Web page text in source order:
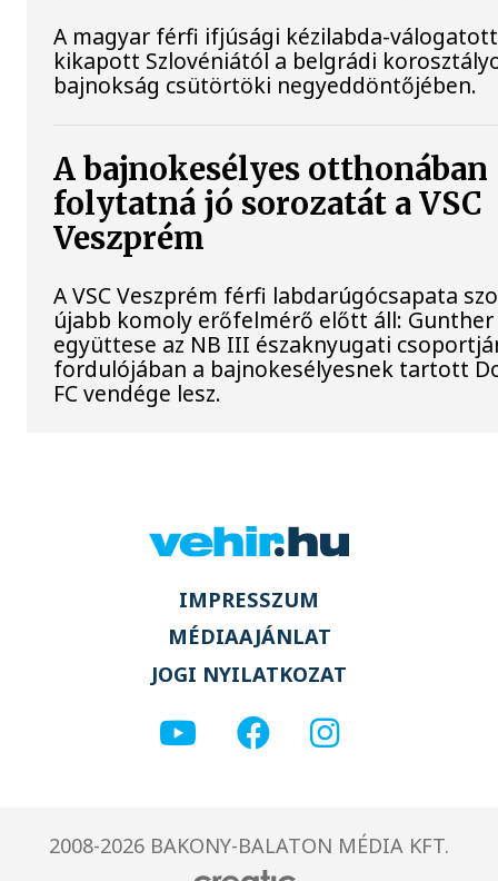
A magyar férfi ifjúsági kézilabda-
kikapott Szlovéniától a belgrádi
bajnokság csütörtöki negyeddöntőjében.
A bajnokesélyes otthonában
folytatná jó sorozatát a VSC
Veszprém
A VSC Veszprém férfi labdarúgócsapata
újabb komoly erőfelmérő előtt áll:
együttese az NB III északnyugati
fordulójában a bajnokesélyesnek tartott
FC vendége lesz.
IMPRESSZUM
MÉDIAAJÁNLAT
JOGI NYILATKOZAT
2008-2026 BAKONY-BALATON MÉDIA KFT.